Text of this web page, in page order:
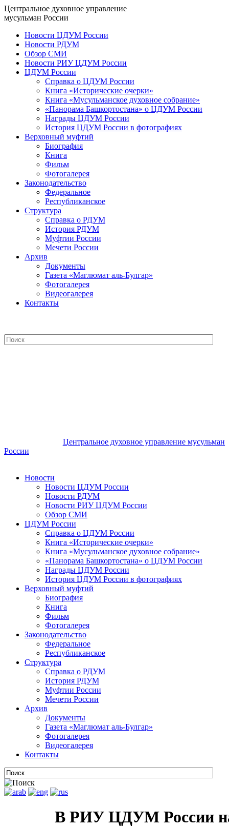
Центральное духовное управление
мусульман России
Новости ЦДУМ России
Новости РДУМ
Обзор СМИ
Новости РИУ ЦДУМ России
ЦДУМ России
Справка о ЦДУМ России
Книга «Исторические очерки»
Книга «Мусульманское духовное собрание»
«Панорама Башкортостана» о ЦДУМ России
Награды ЦДУМ России
История ЦДУМ России в фотографиях
Верховный муфтий
Биография
Книга
Фильм
Фотогалерея
Законодательство
Федеральное
Республиканское
Структура
Справка о РДУМ
История РДУМ
Муфтии России
Мечети России
Архив
Документы
Газета «Маглюмат аль-Булгар»
Фотогалерея
Видеогалерея
Контакты
Центральное духовное управление мусульман
России
Новости
Новости ЦДУМ России
Новости РДУМ
Новости РИУ ЦДУМ России
Обзор СМИ
ЦДУМ России
Справка о ЦДУМ России
Книга «Исторические очерки»
Книга «Мусульманское духовное собрание»
«Панорама Башкортостана» о ЦДУМ России
Награды ЦДУМ России
История ЦДУМ России в фотографиях
Верховный муфтий
Биография
Книга
Фильм
Фотогалерея
Законодательство
Федеральное
Республиканское
Структура
Справка о РДУМ
История РДУМ
Муфтии России
Мечети России
Архив
Документы
Газета «Маглюмат аль-Булгар»
Фотогалерея
Видеогалерея
Контакты
В РИУ ЦДУМ России